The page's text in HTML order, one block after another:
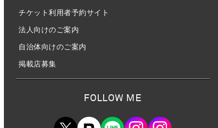
チケット利用者予約サイト
法人向けのご案内
自治体向けのご案内
掲載店募集
FOLLOW ME